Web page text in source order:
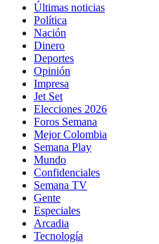
Últimas noticias
Política
Nación
Dinero
Deportes
Opinión
Impresa
Jet Set
Elecciones 2026
Foros Semana
Mejor Colombia
Semana Play
Mundo
Confidenciales
Semana TV
Gente
Especiales
Arcadia
Tecnología